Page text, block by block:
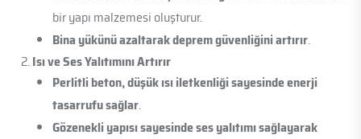
bir yapı malzemesi oluşturur.
Bina yükünü azaltarak deprem güvenliğini artırır.
Isı ve Ses Yalıtımını Artırır
Perlitli beton, düşük ısı iletkenliği sayesinde enerji
tasarrufu sağlar.
Gözenekli yapısı sayesinde ses yalıtımı sağlayarak